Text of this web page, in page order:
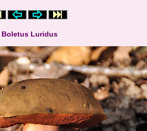
Boletus Luridus